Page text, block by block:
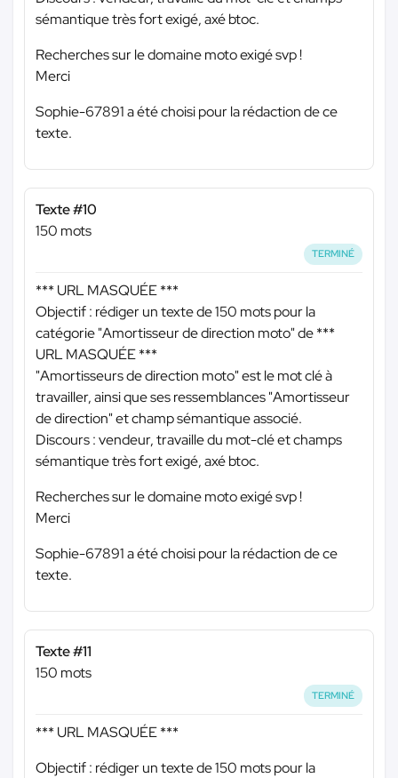
sémantique très fort exigé, axé btoc.
Recherches sur le domaine moto exigé svp !
Merci
Sophie-67891 a été choisi pour la rédaction de ce
texte.
Texte #10
150 mots
TERMINÉ
*** URL MASQUÉE ***
Objectif : rédiger un texte de 150 mots pour la
catégorie "Amortisseur de direction moto" de***
URL MASQUÉE ***
"Amortisseurs de direction moto" est le mot clé à
travailler, ainsi que ses ressemblances "Amortisseur
de direction" et champ sémantique associé.
Discours : vendeur, travaille du mot-clé et champs
sémantique très fort exigé, axé btoc.
Recherches sur le domaine moto exigé svp !
Merci
Sophie-67891 a été choisi pour la rédaction de ce
texte.
Texte #11
150 mots
TERMINÉ
*** URL MASQUÉE ***
Objectif : rédiger un texte de 150 mots pour la